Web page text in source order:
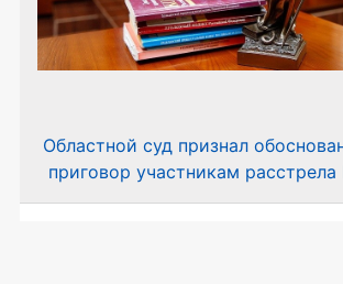
Областной суд признал
приговор участникам расстрела